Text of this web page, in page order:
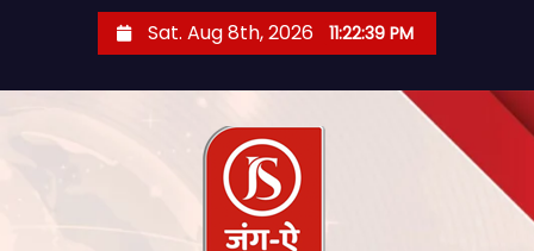
Sat. Aug 8th, 2026 11:22:40 PM